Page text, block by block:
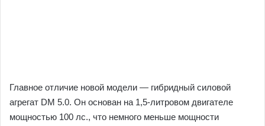
Главное отличие новой модели — гибридный силовой
агрегат DM 5.0. Он основан на 1,5-литровом двигателе
мощностью 100 лс., что немного меньше мощности